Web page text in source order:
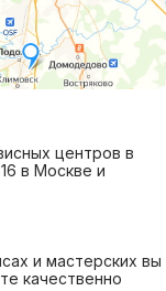
центров в
в Москве и
и мастерских вы
качественно